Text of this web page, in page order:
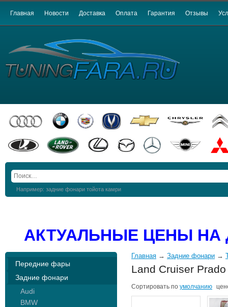
Главная Новости Доставка Оплата Гарантия Отзывы
Например: задние фонари тойота камри
АКТУАЛЬНЫЕ ЦЕНЫ
Передние фары
Задние фонари
Audi
BMW
Главная → Задние фонари →
Land Cruiser
Сортировать по умолчанию